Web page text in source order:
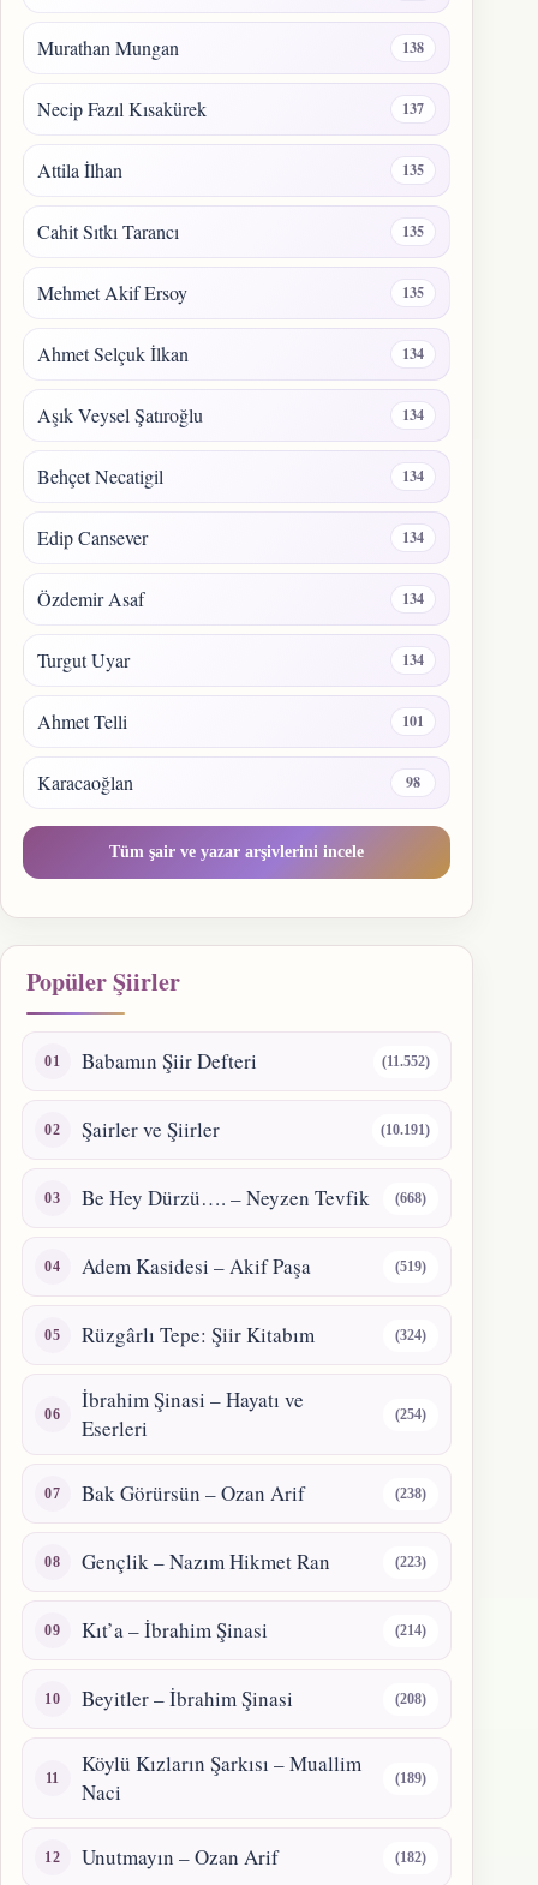
Murathan Mungan 138
Necip Fazıl Kısakürek 137
Attila İlhan 135
Cahit Sıtkı Tarancı 135
Mehmet Akif Ersoy 135
Ahmet Selçuk İlkan 134
Aşık Veysel Şatıroğlu 134
Behçet Necatigil 134
Edip Cansever 134
Özdemir Asaf 134
Turgut Uyar 134
Ahmet Telli 101
Karacaoğlan 98
Tüm şair ve yazar arşivlerini incele
Popüler Şiirler
Babamın Şiir Defteri (11.552)
Şairler ve Şiirler (10.191)
Be Hey Dürzü…. – Neyzen Tevfik (668)
Adem Kasidesi – Akif Paşa (519)
Rüzgârlı Tepe: Şiir Kitabım (324)
İbrahim Şinasi – Hayatı ve
Eserleri
(254)
Bak Görürsün – Ozan Arif (238)
Gençlik – Nazım Hikmet Ran (223)
Kıt’a – İbrahim Şinasi (214)
Beyitler – İbrahim Şinasi (208)
Köylü Kızların Şarkısı – Muallim
Naci
(189)
Unutmayın – Ozan Arif (182)